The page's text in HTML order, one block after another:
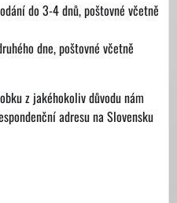
do 3-4 dnů, poštovné včetně
dne, poštovné včetně
z jakéhokoliv důvodu nám
adresu na Slovensku